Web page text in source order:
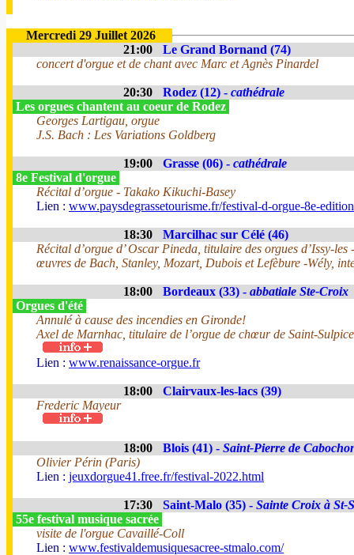
Mercredi 29 Juillet 2026
21:00
Le Grand Bornand (74)
concert d'orgue et de chant avec Marc et Agnès Pinardel
20:30 Rodez (12) - cathédrale
Les orgues chantent au coeur de Rodez
Georges Lartigau, orgue
J.S. Bach : Les Variations Goldberg
19:00 Grasse (06) - cathédrale
8e Festival d'orgue
Récital d’orgue - Takako Kikuchi-Basey
Lien : www.paysdegrassetourisme.fr/festival-d-orgue-8e-
18:30
Marcilhac sur Célé (46)
Récital d’orgue d’ Oscar Pineda, titulaire des orgues d’Issy-
œuvres de Bach, Stanley, Mozart, Dubois et Lefèbure -Wély,
18:00 Bordeaux (33) - abbatiale Ste-Croix
Orgues d'été
Annulé à cause des incendies en Gironde!
Axel de Marnhac, titulaire de l’orgue de chœur de Saint-
Lien : www.renaissance-orgue.fr
18:00
Clairvaux-les-lacs (39)
Frederic Mayeur
18:00 Blois (41) - Saint-Pierre de
Olivier Périn (Paris)
Lien : jeuxdorgue41.free.fr/festival-2022.html
17:30 Saint-Malo (35) - Sainte Croix à St-
55e festival musique sacrée
visite de l'orgue Cavaillé-Coll
Lien : www.festivaldemusiquesacree-stmalo.com/